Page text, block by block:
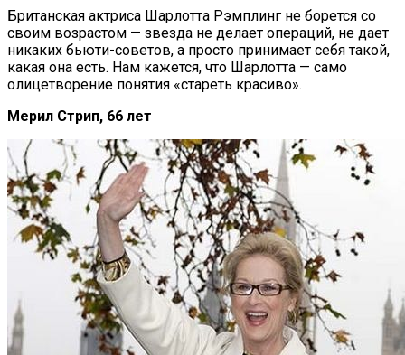
Британская актриса Шарлотта Рэмплинг не борется со
своим возрастом — звезда не делает операций, не дает
никаких бьюти-советов, а просто принимает себя такой,
какая она есть. Нам кажется, что Шарлотта — само
олицетворение понятия «стареть красиво».
Мерил Стрип, 66 лет